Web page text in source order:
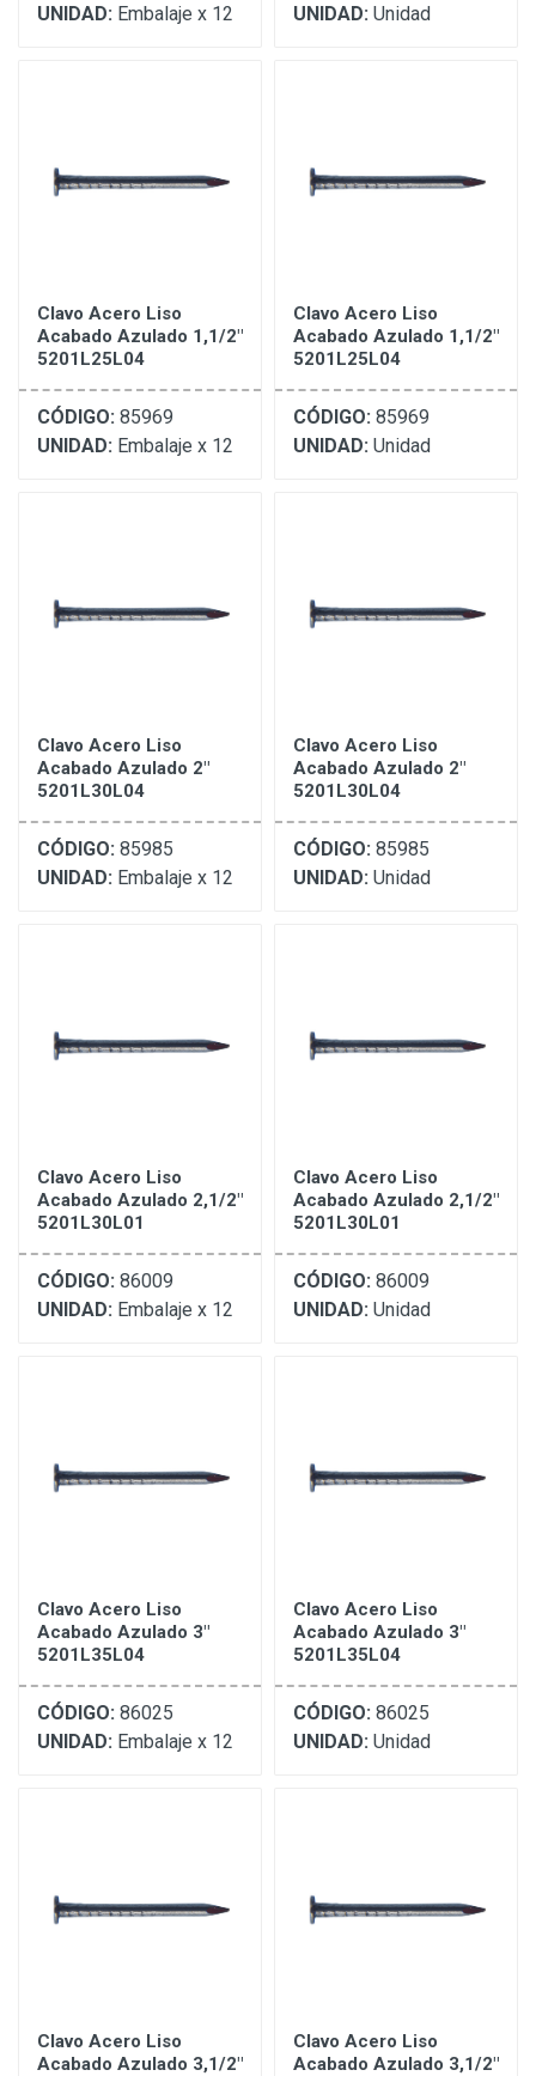
UNIDAD: Embalaje x 12
UNIDAD: Unidad
Clavo Acero Liso
Acabado Azulado 1,1/2"
5201L25L04
CÓDIGO: 85969
UNIDAD: Embalaje x 12
Clavo Acero Liso
Acabado Azulado 1,1/2"
5201L25L04
CÓDIGO: 85969
UNIDAD: Unidad
Clavo Acero Liso
Acabado Azulado 2"
5201L30L04
CÓDIGO: 85985
UNIDAD: Embalaje x 12
Clavo Acero Liso
Acabado Azulado 2"
5201L30L04
CÓDIGO: 85985
UNIDAD: Unidad
Clavo Acero Liso
Acabado Azulado 2,1/2"
5201L30L01
CÓDIGO: 86009
UNIDAD: Embalaje x 12
Clavo Acero Liso
Acabado Azulado 2,1/2"
5201L30L01
CÓDIGO: 86009
UNIDAD: Unidad
Clavo Acero Liso
Acabado Azulado 3"
5201L35L04
CÓDIGO: 86025
UNIDAD: Embalaje x 12
Clavo Acero Liso
Acabado Azulado 3"
5201L35L04
CÓDIGO: 86025
UNIDAD: Unidad
Clavo Acero Liso
Acabado Azulado 3,1/2"
Clavo Acero Liso
Acabado Azulado 3,1/2"